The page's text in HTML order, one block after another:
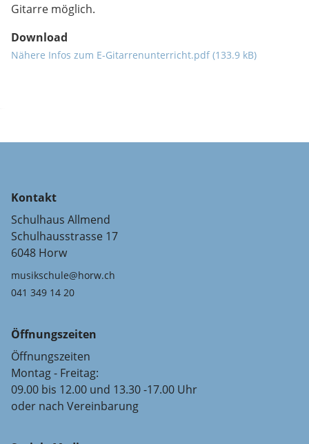
Gitarre möglich.
Download
Nähere Infos zum E-Gitarrenunterricht.pdf (133.9 kB)
Kontakt
Schulhaus Allmend
Schulhausstrasse 17
6048 Horw
musikschule@horw.ch
041 349 14 20
Öffnungszeiten
Öffnungszeiten
Montag - Freitag:
09.00 bis 12.00 und 13.30 -17.00 Uhr
oder nach Vereinbarung